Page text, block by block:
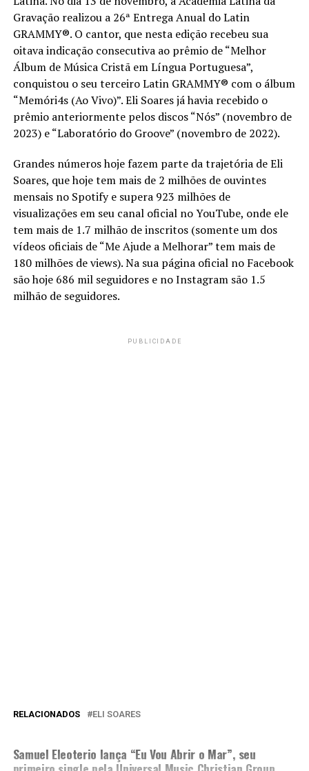
Gravação realizou a 26ª Entrega Anual do Latin
GRAMMY®️. O cantor, que nesta edição recebeu sua
oitava indicação consecutiva ao prêmio de “Melhor
Álbum de Música Cristã em Língua Portuguesa”,
conquistou o seu terceiro Latin GRAMMY®️ com o álbum
“Memóri4s (Ao Vivo)”. Eli Soares já havia recebido o
prêmio anteriormente pelos discos “Nós” (novembro de
2023) e “Laboratório do Groove” (novembro de 2022).
Grandes números hoje fazem parte da trajetória de Eli
Soares, que hoje tem mais de 2 milhões de ouvintes
mensais no Spotify e supera 923 milhões de
visualizações em seu canal oficial no YouTube, onde ele
tem mais de 1.7 milhão de inscritos (somente um dos
vídeos oficiais de “Me Ajude a Melhorar” tem mais de
180 milhões de views). Na sua página oficial no Facebook
são hoje 686 mil seguidores e no Instagram são 1.5
milhão de seguidores.
PUBLICIDADE
RELACIONADOS ELI SOARES
Samuel Eleoterio lança “Eu Vou Abrir o Mar”, seu